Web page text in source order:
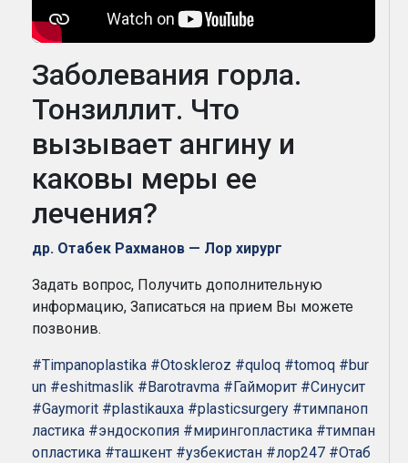
Заболевания горла.
Тонзиллит. Что
вызывает ангину и
каковы меры ее
лечения?
др. Отабек Рахманов — Лор хирург
Задать вопрос, Получить дополнительную
информацию, Записаться на прием Вы можете
позвонив.
#Timpanoplastika #Otoskleroz #quloq #tomoq #bur
un #eshitmaslik #Barotravma #Гайморит #Синусит
#Gaymorit #plastikauxa #plasticsurgery #тимпаноп
ластика #эндоскопия #мирингопластика #тимпан
опластика #ташкент #узбекистан #лор247 #Отаб